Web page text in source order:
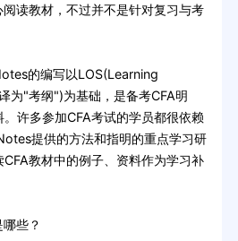
读教材，不过并不是针对复习与考
的编写以LOS(Learning
为"考纲")为基础，是备考CFA明
许多参加CFA考试的学员都很依赖
提供的方法和指明的重点学习研
教材中的例子、资料作为学习补
些？